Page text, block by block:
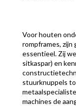
Voor houten
rompframes,
essentieel. Zij
sitkaspar) en
stuurknuppels
machines de